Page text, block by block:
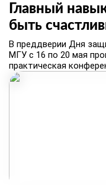
Главный
быть
В преддверии Дня
МГУ с 16 по 20 мая
практическая